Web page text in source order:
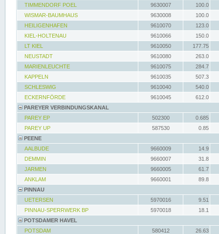
TIMMENDORF POEL
9630007
100.0
WISMAR-BAUMHAUS
9630008
100.0
HEILIGENHAFEN
9610070
123.0
KIEL-HOLTENAU
9610066
150.0
LT KIEL
9610050
177.75
NEUSTADT
9610080
263.0
MARIENLEUCHTE
9610075
284.7
KAPPELN
9610035
507.3
SCHLESWIG
9610040
540.0
ECKERNFÖRDE
9610045
612.0
PAREYER VERBINDUNGSKANAL
PAREY EP
502300
0.685
PAREY UP
587530
0.85
PEENE
AALBUDE
9660009
14.9
DEMMIN
9660007
31.8
JARMEN
9660005
61.7
ANKLAM
9660001
89.8
PINNAU
UETERSEN
5970016
9.51
PINNAU-SPERRWERK BP
5970018
18.1
POTSDAMER HAVEL
POTSDAM
580412
26.63